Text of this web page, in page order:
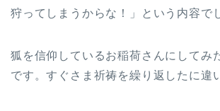
狩ってしまうからな！」という内容で
狐を信仰しているお稲荷さんにしてみ
です。すぐさま祈祷を繰り返したに違